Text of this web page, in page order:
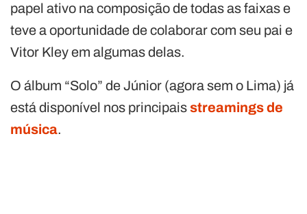
papel ativo na composição de todas as faixas e
teve a oportunidade de colaborar com seu pai e
Vitor Kley em algumas delas.
O álbum “Solo” de Júnior (agora sem o Lima) já
está disponível nos principaisstreamings de
música.